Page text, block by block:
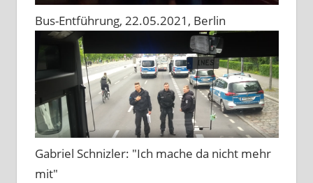
Bus-Entführung, 22.05.2021, Berlin
Gabriel Schnizler: "Ich mache da nicht mehr
mit"